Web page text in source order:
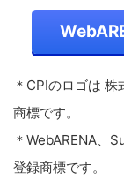
＊CPIのロゴは
商標です。
＊WebARENA、
登録商標です。